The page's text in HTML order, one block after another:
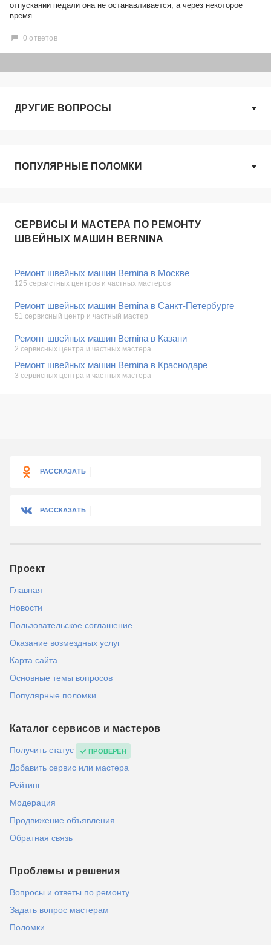
отпускании педали она не останавливается, а через некоторое
время...
0 ответов
ДРУГИЕ ВОПРОСЫ
ПОПУЛЯРНЫЕ ПОЛОМКИ
СЕРВИСЫ И МАСТЕРА ПО РЕМОНТУ
ШВЕЙНЫХ МАШИН BERNINA
Ремонт швейных машин Bernina в Москве
125 сервистных центров и частных мастеров
Ремонт швейных машин Bernina в Санкт-Петербурге
51 сервисный центр и частный мастер
Ремонт швейных машин Bernina в Казани
2 сервисных центра и частных мастера
Ремонт швейных машин Bernina в Краснодаре
3 сервисных центра и частных мастера
РАССКАЗАТЬ
РАССКАЗАТЬ
Проект
Главная
Новости
Пользовательское соглашение
Оказание возмездных услуг
Карта сайта
Основные темы вопросов
Популярные поломки
Каталог сервисов и мастеров
Получить статус ПРОВЕРЕН
Добавить сервис или мастера
Рейтинг
Модерация
Продвижение объявления
Обратная связь
Проблемы и решения
Вопросы и ответы по ремонту
Задать вопрос мастерам
Поломки